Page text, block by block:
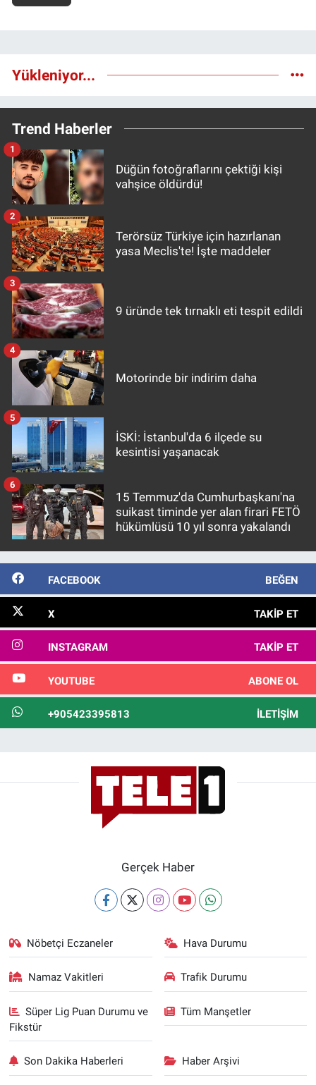
Yükleniyor...
Trend Haberler
Düğün fotoğraflarını çektiği kişi
vahşice öldürdü!
1
Terörsüz Türkiye için hazırlanan
yasa Meclis'te! İşte maddeler
2
9 üründe tek tırnaklı eti tespit edildi
3
Motorinde bir indirim daha
4
İSKİ: İstanbul'da 6 ilçede su
kesintisi yaşanacak
5
15 Temmuz'da Cumhurbaşkanı'na
suikast timinde yer alan firari FETÖ
hükümlüsü 10 yıl sonra yakalandı
6
FACEBOOK BEĞEN
X TAKIP ET
INSTAGRAM TAKIP ET
YOUTUBE ABONE OL
+905423395813 İLETIŞIM
Gerçek Haber
Nöbetçi Eczaneler Hava Durumu
Namaz Vakitleri Trafik Durumu
Süper Lig Puan Durumu ve
Fikstür
Tüm Manşetler
Son Dakika Haberleri Haber Arşivi